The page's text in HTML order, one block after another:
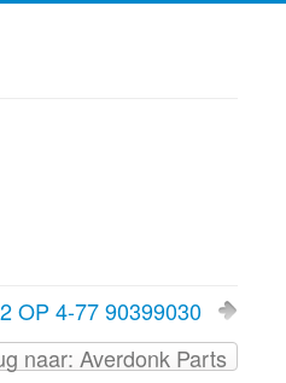
OP 4-77 90399030
naar: Averdonk Parts